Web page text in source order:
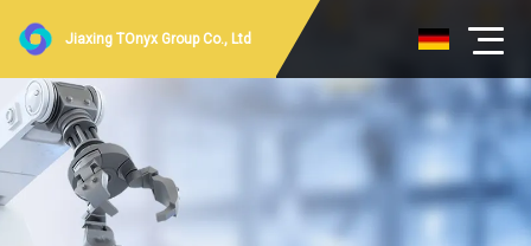
Jiaxing TOnyx Group Co., Ltd